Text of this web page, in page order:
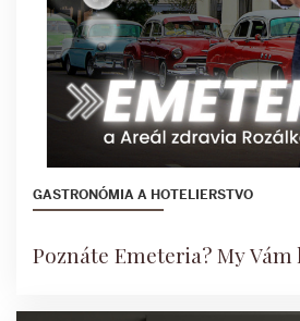
GASTRONÓMIA A HOTELIERSTVO
Poznáte Emeteria? My